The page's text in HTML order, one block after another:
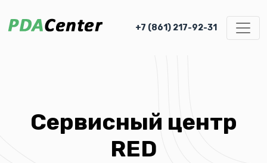
+7 (861) 217-92-31
Сервисный центр
RED